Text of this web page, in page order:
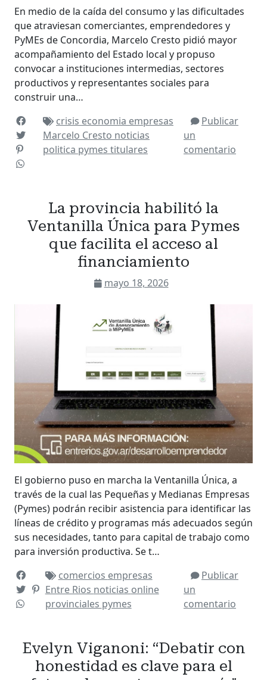
En medio de la caída del consumo y las dificultades
que atraviesan comerciantes, emprendedores y
PyMEs de Concordia, Marcelo Cresto pidió mayor
acompañamiento del Estado local y propuso
convocar a instituciones intermedias, sectores
productivos y representantes sociales para
construir una…
crisis economia empresas
Marcelo Cresto noticias
politica pymes titulares
Publicar
un
comentario
La provincia habilitó la
Ventanilla Única para Pymes
que facilita el acceso al
financiamiento
mayo 18, 2026
El gobierno puso en marcha la Ventanilla Única, a
través de la cual las Pequeñas y Medianas Empresas
(Pymes) podrán recibir asistencia para identificar las
líneas de crédito y programas más adecuados según
sus necesidades, tanto para capital de trabajo como
para inversión productiva. Se t…
comercios empresas
Entre Rios noticias online
provinciales pymes
Publicar
un
comentario
Evelyn Viganoni: “Debatir con
honestidad es clave para el